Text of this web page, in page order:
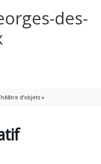
des-
d’objets »